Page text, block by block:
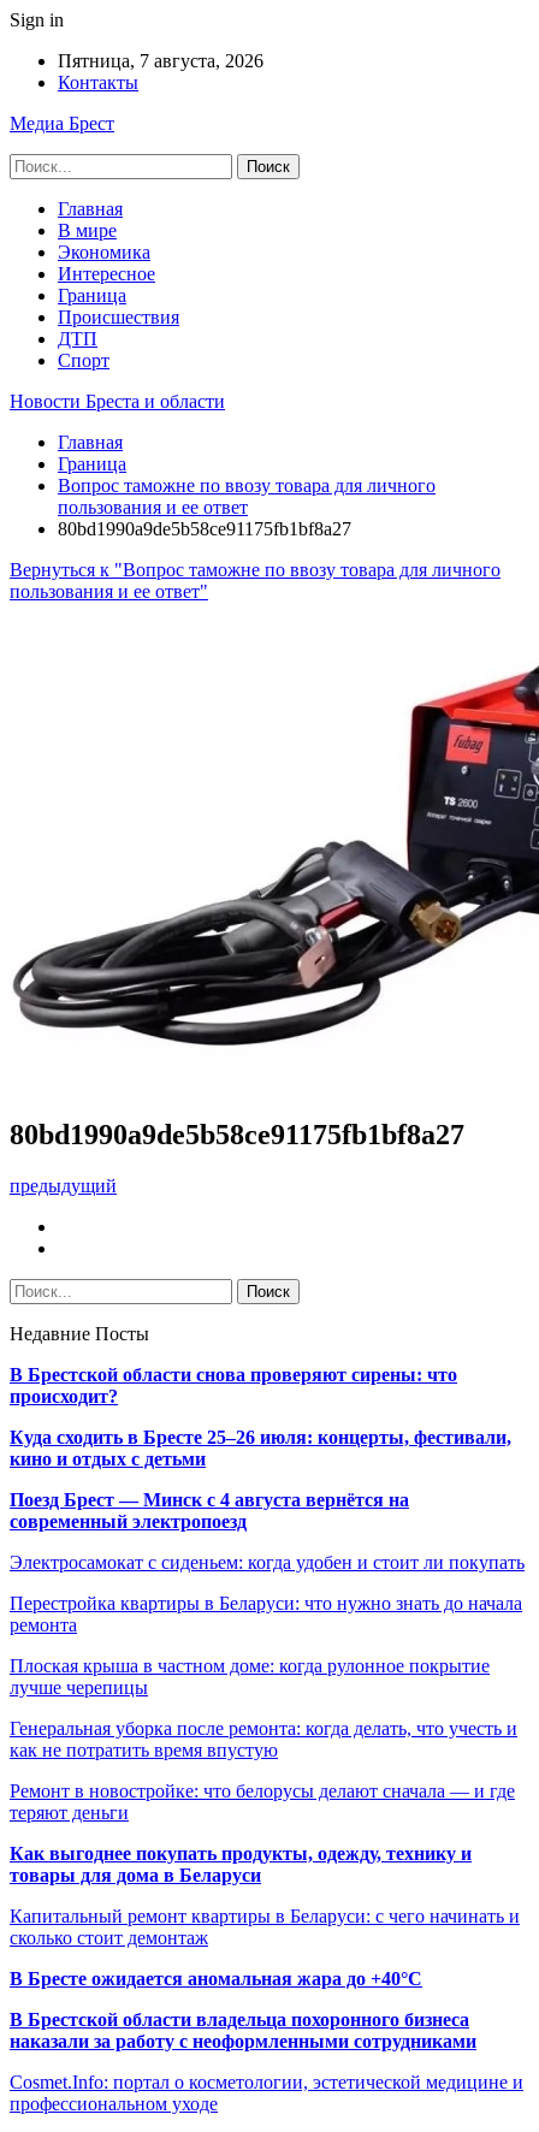
Sign in
Пятница, 7 августа, 2026
Контакты
Медиа Брест
Главная
В мире
Экономика
Интересное
Граница
Происшествия
ДТП
Спорт
Новости Бреста и области
Главная
Граница
Вопрос таможне по ввозу товара для личного
пользования и ее ответ
80bd1990a9de5b58ce91175fb1bf8a27
Вернуться к "Вопрос таможне по ввозу товара для личного
пользования и ее ответ"
80bd1990a9de5b58ce91175fb1bf8a27
предыдущий
Недавние Посты
В Брестской области снова проверяют сирены: что
происходит?
Куда сходить в Бресте 25–26 июля: концерты, фестивали,
кино и отдых с детьми
Поезд Брест — Минск с 4 августа вернётся на
современный электропоезд
Электросамокат с сиденьем: когда удобен и стоит ли покупать
Перестройка квартиры в Беларуси: что нужно знать до начала
ремонта
Плоская крыша в частном доме: когда рулонное покрытие
лучше черепицы
Генеральная уборка после ремонта: когда делать, что учесть и
как не потратить время впустую
Ремонт в новостройке: что белорусы делают сначала — и где
теряют деньги
Как выгоднее покупать продукты, одежду, технику и
товары для дома в Беларуси
Капитальный ремонт квартиры в Беларуси: с чего начинать и
сколько стоит демонтаж
В Бресте ожидается аномальная жара до +40°C
В Брестской области владельца похоронного бизнеса
наказали за работу с неоформленными сотрудниками
Cosmet.Info: портал о косметологии, эстетической медицине и
профессиональном уходе